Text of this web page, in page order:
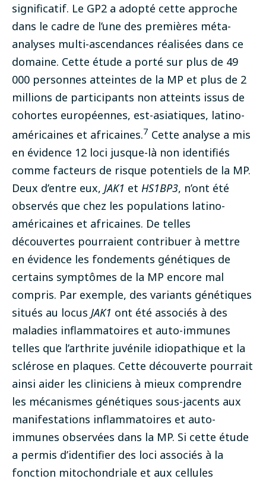
significatif. Le GP2 a adopté cette approche
dans le cadre de l’une des premières méta-
analyses multi-ascendances réalisées dans ce
domaine. Cette étude a porté sur plus de 49
000 personnes atteintes de la MP et plus de 2
millions de participants non atteints issus de
cohortes européennes, est-asiatiques, latino-
américaines et africaines.7 Cette analyse a mis
en évidence 12 loci jusque-là non identifiés
comme facteurs de risque potentiels de la MP.
Deux d’entre eux, JAK1 et HS1BP3, n’ont été
observés que chez les populations latino-
américaines et africaines. De telles
découvertes pourraient contribuer à mettre
en évidence les fondements génétiques de
certains symptômes de la MP encore mal
compris. Par exemple, des variants génétiques
situés au locus JAK1 ont été associés à des
maladies inflammatoires et auto-immunes
telles que l’arthrite juvénile idiopathique et la
sclérose en plaques. Cette découverte pourrait
ainsi aider les cliniciens à mieux comprendre
les mécanismes génétiques sous-jacents aux
manifestations inflammatoires et auto-
immunes observées dans la MP. Si cette étude
a permis d’identifier des loci associés à la
fonction mitochondriale et aux cellules